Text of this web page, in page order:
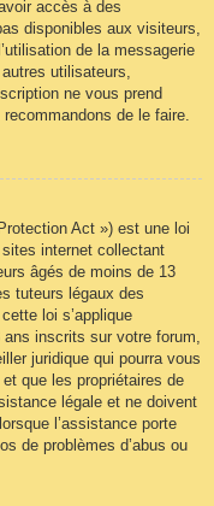
accès à des
disponibles aux visiteurs,
de la messagerie
utilisateurs,
ne vous prend
de le faire.
Act ») est une loi
internet collectant
âgés de moins de 13
tuteurs légaux des
loi s’applique
inscrits sur votre forum,
juridique qui pourra vous
que les propriétaires de
légale et ne doivent
l’assistance porte
de problèmes d’abus ou